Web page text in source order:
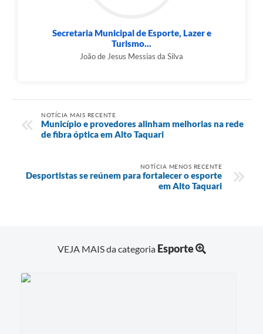
Secretaria Municipal de Esporte, Lazer e
Turismo...
João de Jesus Messias da Silva
NOTÍCIA MAIS RECENTE
Município e provedores alinham melhorias na rede
de fibra óptica em Alto Taquari
NOTÍCIA MENOS RECENTE
Desportistas se reúnem para fortalecer o esporte
em Alto Taquari
VEJA MAIS da categoria Esporte